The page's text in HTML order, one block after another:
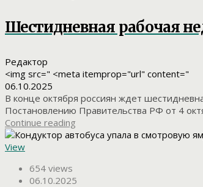
Шестидневная рабочая
Редактор
<img src=" <meta itemprop="url" content="
06.10.2025
В конце октября россиян ждет
Постановлению Правительства РФ от 4
Continue reading
View
654 views
06.10.2025